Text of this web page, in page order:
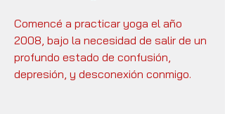
Comencé a practicar yoga el año
2008, bajo la necesidad de salir de un
profundo estado de confusión,
depresión, y desconexión conmigo.